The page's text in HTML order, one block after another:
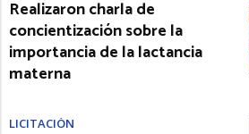
Realizaron charla de
concientización sobre la
importancia de la lactancia
materna
LICITACIÓN